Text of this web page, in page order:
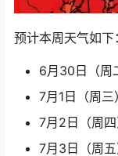
预计本周天气如下：
6月30日（周
7月1日（周
7月2日（周
7月3日（周